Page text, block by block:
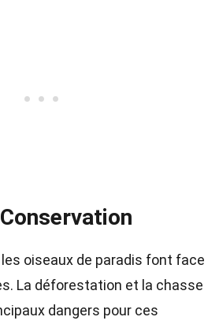
oiseaux de paradis font face
La déforestation et la chasse
dangers pour ces